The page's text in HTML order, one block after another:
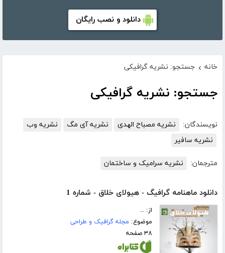
دانلود و نصب رایگان
خانه › جستجو: نشریه گرافیکی
جستجو: نشریه گرافیکی
نویسندگان: نشریه مصباح الهدی نشریه آی مگ
نشریه وب
نشریه سافیر
مترجمان: نشریه سرامیک و ساختمان
دانلود ماهنامه گرافیگ - هیولای خلاق - شماره 1
از: ...
موضوع: مجله گرافیک و طراحی
۳۸ صفحه